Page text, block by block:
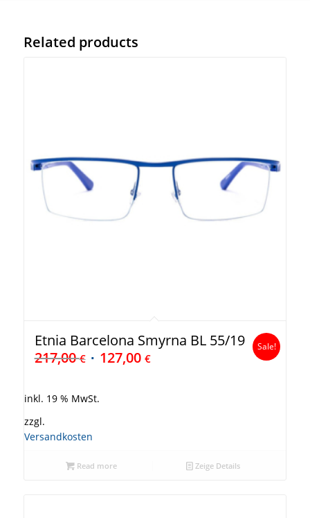
Related products
Etnia Barcelona Smyrna BL 55/19
217,00€ 127,00 €
Sale!
inkl. 19 % MwSt.
zzgl.
Versandkosten
Read more Zeige Details